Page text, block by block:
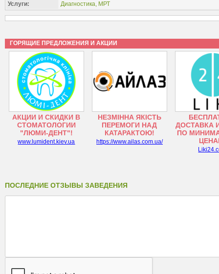
Услуги: Диагностика, МРТ
ГОРЯЩИЕ ПРЕДЛОЖЕНИЯ И АКЦИИ
АКЦИИ И СКИДКИ В
СТОМАТОЛОГИИ
"ЛЮМИ-ДЕНТ"!
www.lumident.kiev.ua
НЕЗМІННА ЯКІСТЬ
ПЕРЕМОГИ НАД
КАТАРАКТОЮ!
https://www.ailas.com.ua/
ДОСТАВКА
ПО
ПОСЛЕДНИЕ ОТЗЫВЫ ЗАВЕДЕНИЯ